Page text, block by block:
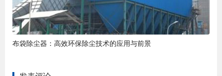
布袋除尘器：高效环保除尘技术的应用与前景